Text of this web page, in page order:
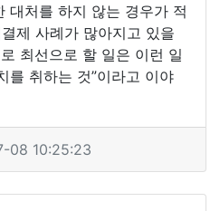
대처를 하지 않는 경우가 적
제 사례가 많아지고 있을
최선으로 할 일은 이런 일
를 취하는 것”이라고 이야
08 10:25:23